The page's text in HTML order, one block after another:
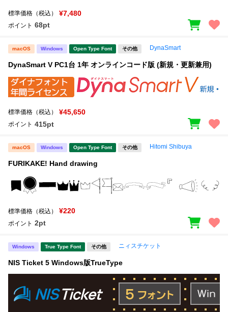
標準価格（税込） ¥7,480
ポイント 68pt
macOS Windows Open Type Font その他 DynaSmart
DynaSmart V PC1台 1年 オンラインコード版 (新規・更新兼用)
標準価格（税込） ¥45,650
ポイント 415pt
macOS Windows Open Type Font その他 Hitomi Shibuya
FURIKAKE! Hand drawing
標準価格（税込） ¥220
ポイント 2pt
Windows True Type Font その他 ニィスチケット
NIS Ticket 5 Windows版TrueType